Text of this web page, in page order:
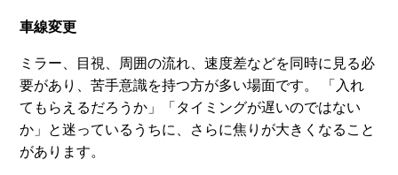
車線変更
ミラー、目視、周囲の流れ、速度差などを同時に見る必
要があり、苦手意識を持つ方が多い場面です。 「入れ
てもらえるだろうか」「タイミングが遅いのではない
か」と迷っているうちに、さらに焦りが大きくなること
があります。